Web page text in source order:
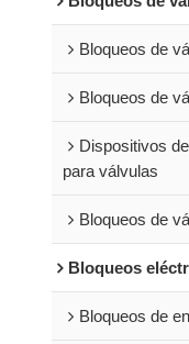
Bloqueos de
Bloqueos de
Dispositivos
para válvulas
Bloqueos de
Bloqueos
Bloqueos de